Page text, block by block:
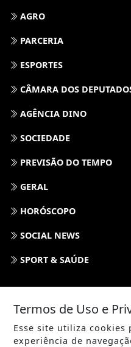
AGRO
PARCERIA
ESPORTES
CÂMARA DOS
AGÊNCIA DINO
SOCIEDADE
PREVISÃO DO TEMPO
GERAL
HORÓSCOPO
SOCIAL NEWS
SPORT & SAÚDE
INÍCIO
SOBRE
Termos de Uso e
Esse site utiliza cookies
experiência de